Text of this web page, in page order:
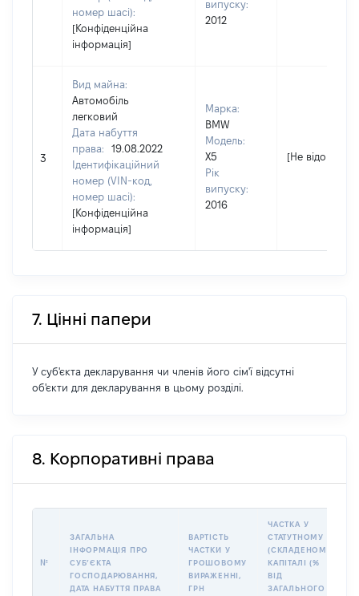
номер шасі):
[Конфіденційна
інформація]
випуску:
2012
3
Вид майна:
Автомобіль
легковий
Дата набуття
права:
19.08.2022
Ідентифікаційний
номер (VIN-код,
номер шасі):
[Конфіденційна
інформація]
Марка:
BMW
Модель:
X5
Рік
випуску:
2016
[Не відомо]
7. Цінні папери
У суб'єкта декларування чи членів його сім'ї відсутні
об'єкти для декларування в цьому розділі.
8. Корпоративні права
№
ЗАГАЛЬНА
ІНФОРМАЦІЯ ПРО
СУБʼЄКТА
ГОСПОДАРЮВАННЯ,
ДАТА НАБУТТЯ ПРАВА
ВАРТІСТЬ
ЧАСТКИ У
ГРОШОВОМУ
ВИРАЖЕННІ,
ГРН
ЧАСТКА У
СТАТУТНОМУ
(СКЛАДЕНОМУ)
КАПІТАЛІ (%
ВІД
ЗАГАЛЬНОГО